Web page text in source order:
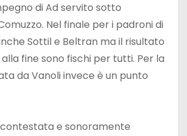
di Ad servito sotto
Nel finale per i padroni di
Sottil e Beltran ma il risultato
fine sono fischi per tutti. Per la
da Vanoli invece è un punto
e sonoramente